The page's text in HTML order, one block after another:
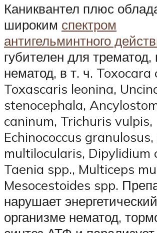
Каниквантел плюс
широким спектром
антигельминтного
губителен для трематод,
нематод, в т. ч. Toxocara
Toxascaris leonina,
stenocephala,
caninum, Trichuris vulpis,
Echinococcus granulosus,
multilocularis, Dipylidium
Taenia spp., Multiceps
Mesocestoides spp.
нарушает
организме нематод,